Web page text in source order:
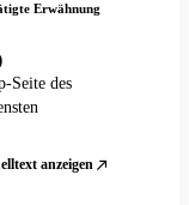
Erwähnung
Seite des
anzeigen